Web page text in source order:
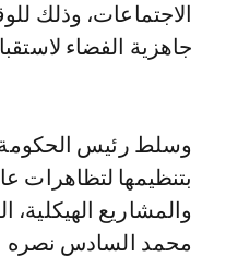
الاجتماعات، وذلك
جاهزية الفضاء
وسلط رئيس الحكومة
بتنظيمها لتظاهرات
والمشاريع الهيكلية،
محمد السادس نصره